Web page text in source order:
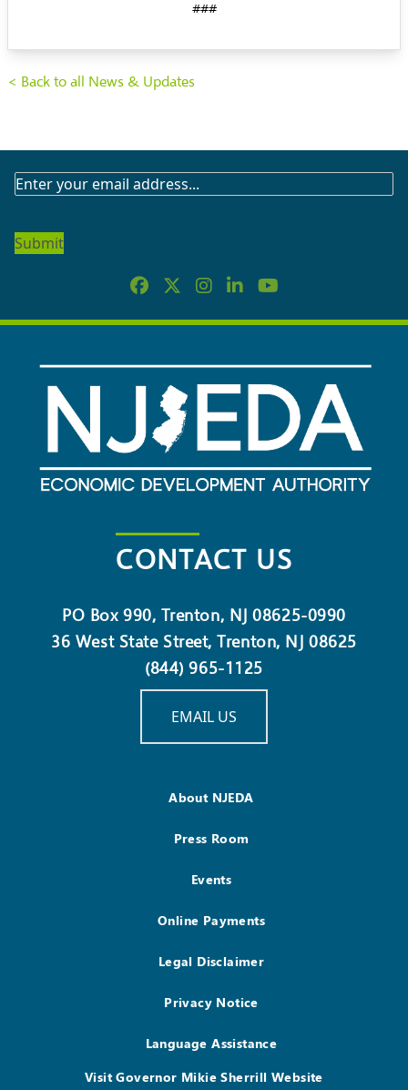
###
< Back to all News & Updates
SUBSCRIBE
NEWSLETTER
CONTACT US
PO Box 990, Trenton, NJ 08625-0990
36 West State Street, Trenton, NJ 08625
(844) 965-1125
EMAIL US
About NJEDA
Press Room
Events
Online Payments
Legal Disclaimer
Privacy Notice
Language Assistance
Visit Governor Mikie Sherrill Website